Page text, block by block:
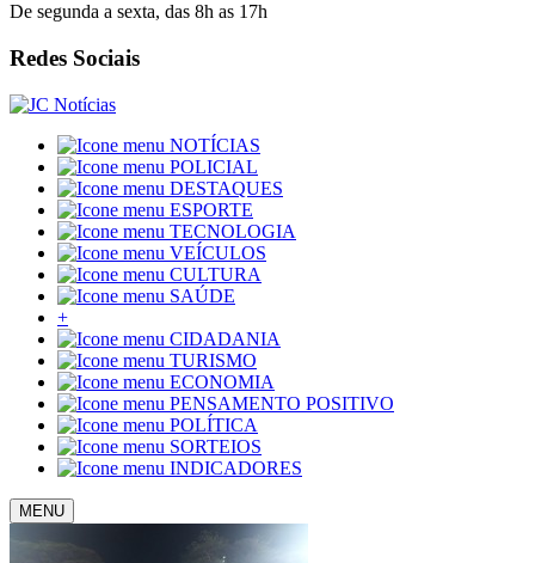
De segunda a sexta, das 8h as 17h
Redes Sociais
NOTÍCIAS
POLICIAL
DESTAQUES
ESPORTE
TECNOLOGIA
VEÍCULOS
CULTURA
SAÚDE
+
CIDADANIA
TURISMO
ECONOMIA
PENSAMENTO POSITIVO
POLÍTICA
SORTEIOS
INDICADORES
MENU